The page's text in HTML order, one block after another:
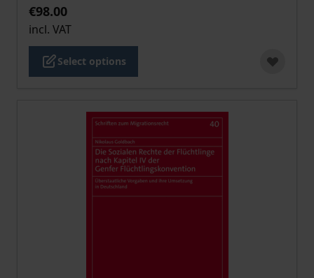
€98.00
incl. VAT
Select options